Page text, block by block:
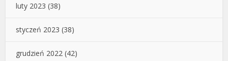
luty 2023 (38)
styczeń 2023 (38)
grudzień 2022 (42)